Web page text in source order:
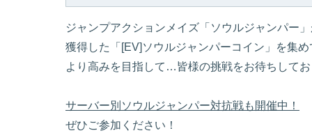
ジャンプアクションメイズ「ソウルジャンパー
獲得した「[EV]ソウルジャンパーコイン」を集
より高みを目指して…皆様の挑戦をお待ちして
サーバー別ソウルジャンパー対抗戦も開催中！
ぜひご参加ください！